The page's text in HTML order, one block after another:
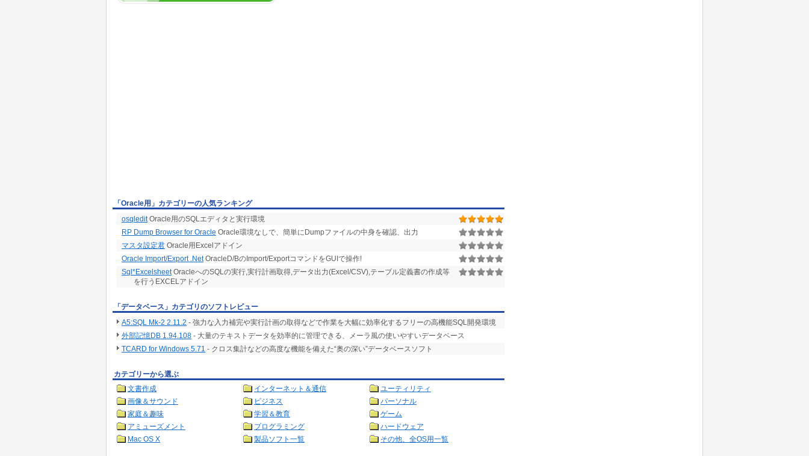
「Oracle用」カテゴリーの人気ランキング
osqleditOracle用のSQLエディタと実行環境
RP Dump Browser for Oracle Oracle環境なしで、簡単にDumpファイルの中身を確認、出力
マスタ設定君 Oracle用Excelアドイン
Oracle Import/Export .NetOracleD/BのImport/ExportコマンドをGUIで操作!
Sql*ExcelsheetOracleへのSQLの実行,実行計画取得,データ出力(Excel/CSV),テーブル定義書の作成等
を行うEXCELアドイン
「データベース」カテゴリのソフトレビュー
A5:SQL Mk-2 2.11.2 - 強力な入力補完や実行計画の取得などで作業を大幅に効率化するフリーの高機能SQL開発環境
外部記憶DB 1.94.108 - 大量のテキストデータを効率的に管理できる、メーラ風の使いやすいデータベース
TCARD for Windows 5.71 - クロス集計などの高度な機能を備えた“奥の深い”データベースソフト
カテゴリーから選ぶ
文書作成
インターネット＆通信
ユーティリティ
画像＆サウンド
ビジネス
パーソナル
家庭＆趣味
学習＆教育
ゲーム
アミューズメント
プログラミング
ハードウェア
Mac OS X
製品ソフト一覧 その他、全OS用一覧